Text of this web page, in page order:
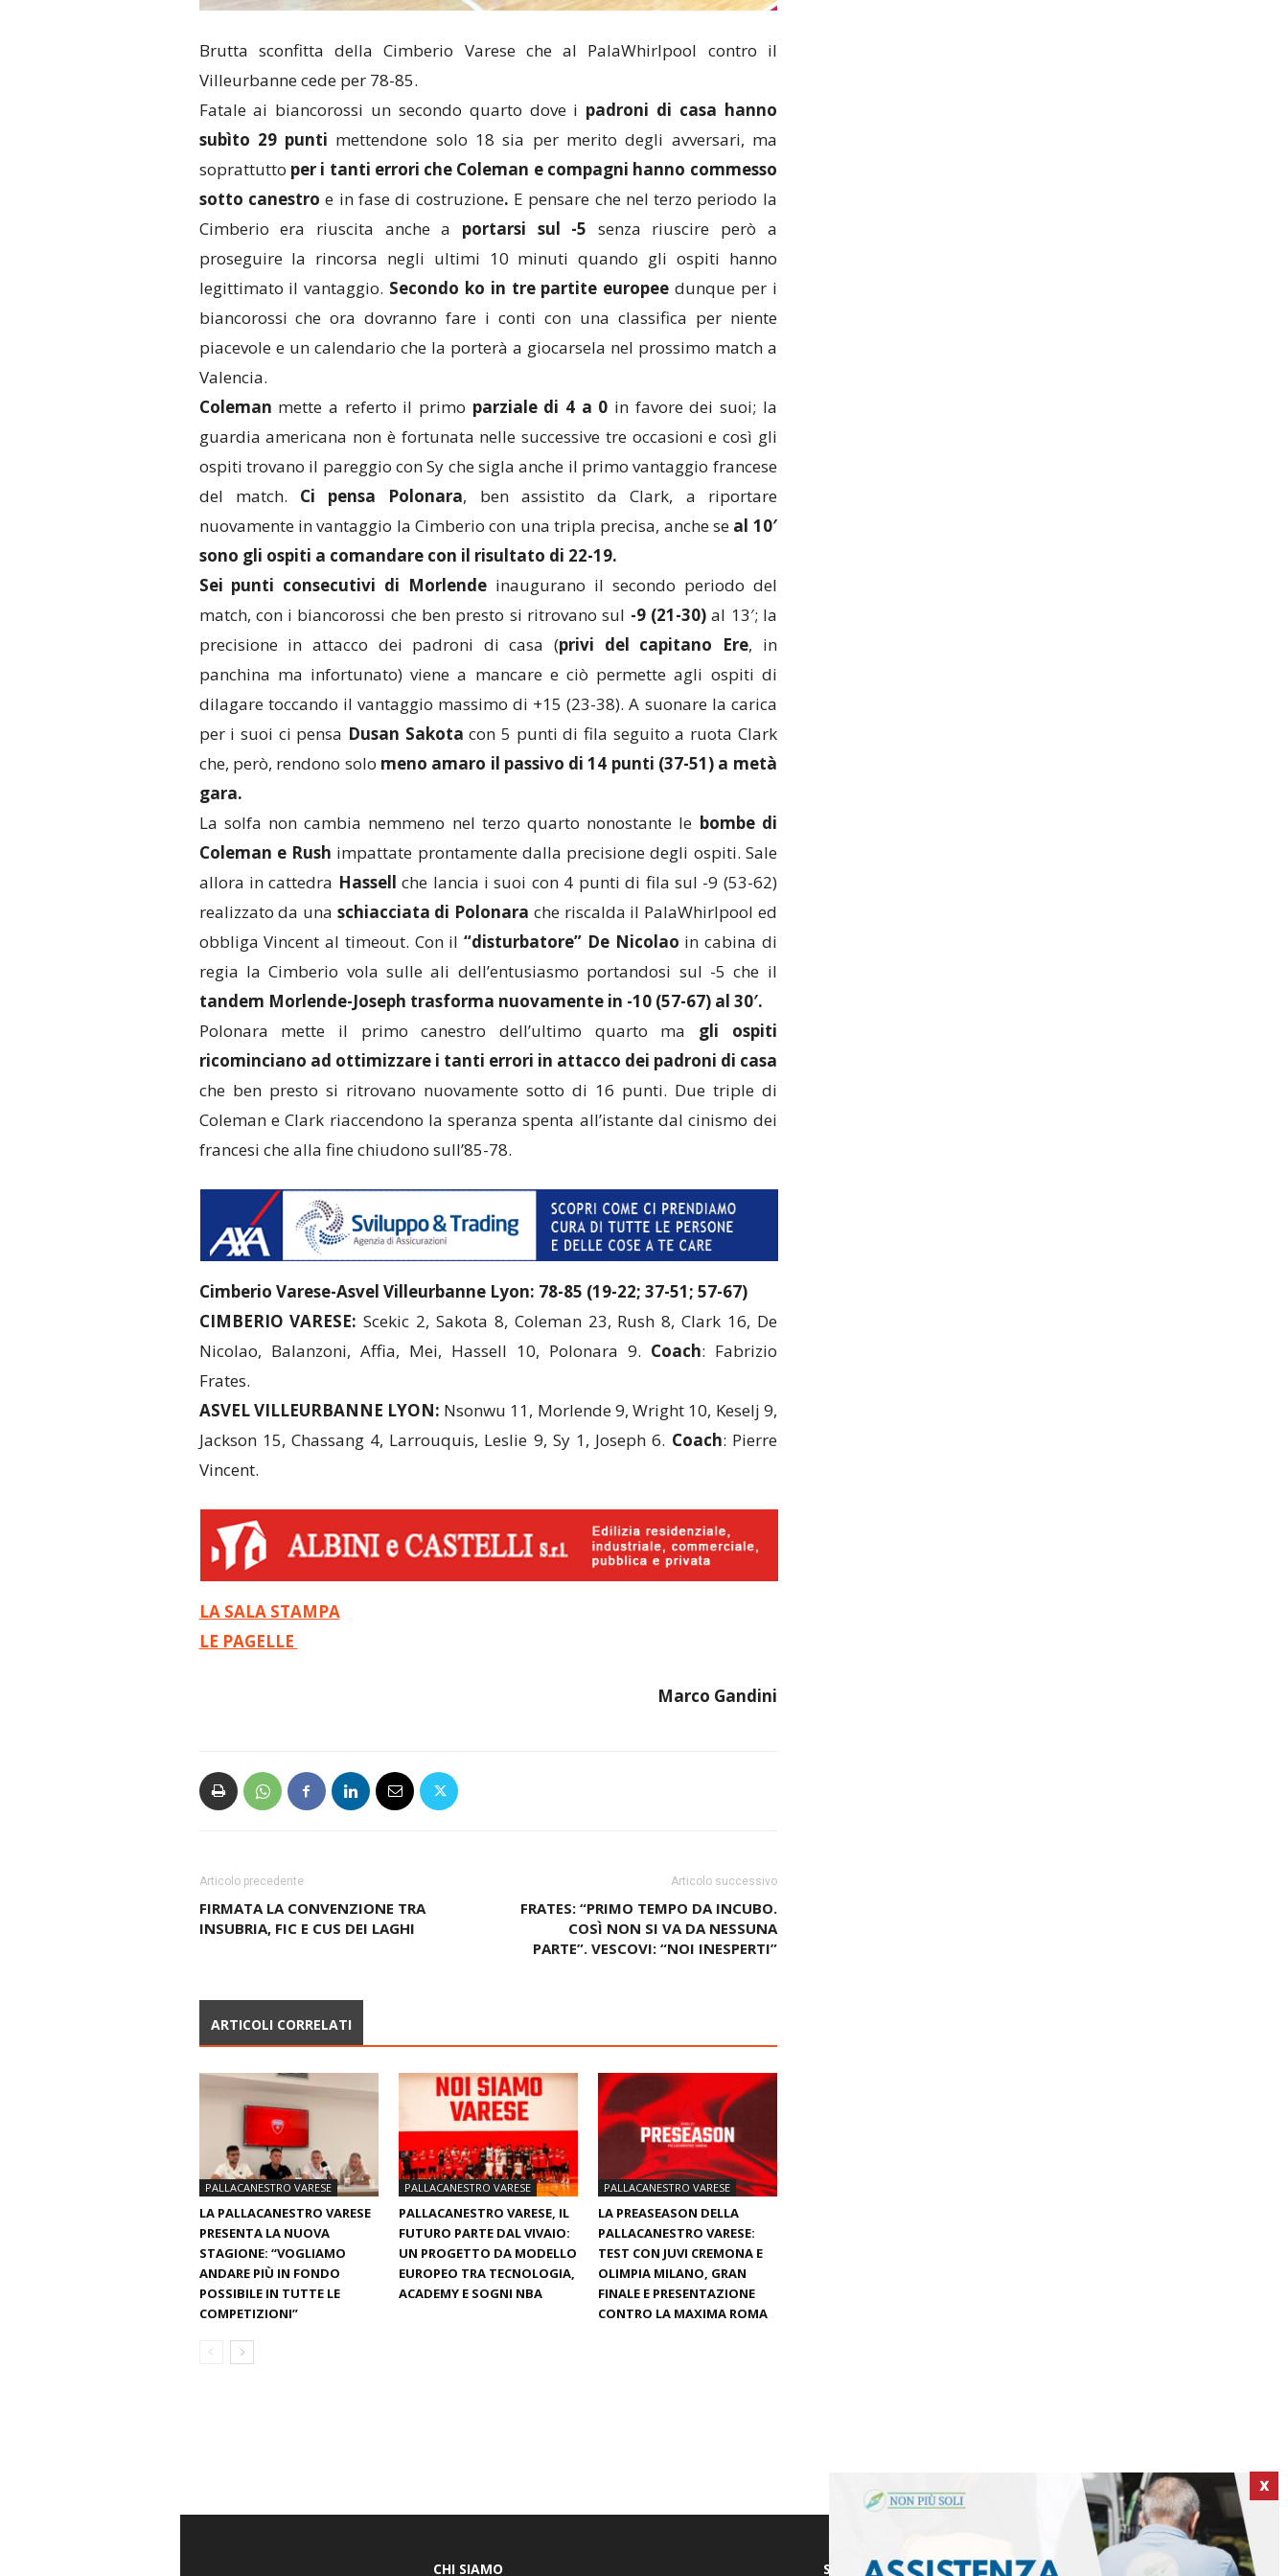
Brutta sconfitta della Cimberio Varese che al PalaWhirlpool contro il
Villeurbanne cede per 78-85.
Fatale ai biancorossi un secondo quarto dove i padroni di casa hanno
subìto 29 punti mettendone solo 18 sia per merito degli avversari, ma
soprattutto per i tanti errori che Coleman e compagni hanno commesso
sotto canestroe in fase di costruzione. E pensare che nel terzo periodo la
Cimberio era riuscita anche a portarsi sul -5 senza riuscire però a
proseguire la rincorsa negli ultimi 10 minuti quando gli ospiti hanno
legittimato il vantaggio. Secondo ko in tre partite europee dunque per i
biancorossi che ora dovranno fare i conti con una classifica per niente
piacevole e un calendario che la porterà a giocarsela nel prossimo match a
Valencia.
Coleman mette a referto il primo parziale di 4 a 0 in favore dei suoi; la
guardia americana non è fortunata nelle successive tre occasioni e così gli
ospiti trovano il pareggio con Sy che sigla anche il primo vantaggio francese
del match. Ci pensa Polonara, ben assistito da Clark, a riportare
nuovamente in vantaggio la Cimberio con una tripla precisa, anche se al 10′
sono gli ospiti a comandare con il risultato di 22-19.
Sei punti consecutivi di Morlende inaugurano il secondo periodo del
match, con i biancorossi che ben presto si ritrovano sul -9 (21-30)al 13′; la
precisione in attacco dei padroni di casa (privi del capitano Ere, in
panchina ma infortunato) viene a mancare e ciò permette agli ospiti di
dilagare toccando il vantaggio massimo di +15 (23-38). A suonare la carica
per i suoi ci pensa Dusan Sakotacon 5 punti di fila seguito a ruota Clark
che, però, rendono solo meno amaro il passivo di 14 punti (37-51) a metà
gara.
La solfa non cambia nemmeno nel terzo quarto nonostante le bombe di
Coleman e Rush impattate prontamente dalla precisione degli ospiti. Sale
allora in cattedra Hassell che lancia i suoi con 4 punti di fila sul -9 (53-62)
realizzato da una schiacciata di Polonara che riscalda il PalaWhirlpool ed
obbliga Vincent al timeout. Con il“disturbatore” De Nicolao in cabina di
regia la Cimberio vola sulle ali dell’entusiasmo portandosi sul -5 che il
tandem Morlende-Joseph trasforma nuovamente in -10 (57-67) al 30′.
Polonara mette il primo canestro dell’ultimo quarto ma gli ospiti
ricominciano ad ottimizzare i tanti errori in attacco dei padroni di casa
che ben presto si ritrovano nuovamente sotto di 16 punti. Due triple di
Coleman e Clark riaccendono la speranza spenta all’istante dal cinismo dei
francesi che alla fine chiudono sull’85-78.
Cimberio Varese-Asvel Villeurbanne Lyon: 78-85 (19-22; 37-51; 57-67)
CIMBERIO VARESE: Scekic 2, Sakota 8, Coleman 23, Rush 8, Clark 16, De
Nicolao, Balanzoni, Affia, Mei, Hassell 10, Polonara 9. Coach: Fabrizio
Frates.
ASVEL VILLEURBANNE LYON: Nsonwu 11, Morlende 9, Wright 10, Keselj 9,
Jackson 15, Chassang 4, Larrouquis, Leslie 9, Sy 1, Joseph 6. Coach: Pierre
Vincent.
LA SALA STAMPA
LE PAGELLE
Marco Gandini
Articolo precedente
FIRMATA LA CONVENZIONE TRA
INSUBRIA, FIC E CUS DEI LAGHI
Articolo successivo
FRATES: “PRIMO TEMPO DA INCUBO.
COSÌ NON SI VA DA NESSUNA
PARTE”. VESCOVI: “NOI INESPERTI”
ARTICOLI CORRELATI
PALLACANESTRO VARESE
LA PALLACANESTRO VARESE
PRESENTA LA NUOVA
STAGIONE: “VOGLIAMO
ANDARE PIÙ IN FONDO
POSSIBILE IN TUTTE LE
COMPETIZIONI”
PALLACANESTRO VARESE
PALLACANESTRO VARESE, IL
FUTURO PARTE DAL VIVAIO:
UN PROGETTO DA MODELLO
EUROPEO TRA TECNOLOGIA,
ACADEMY E SOGNI NBA
PALLACANESTRO VARESE
LA PREASEASON DELLA
PALLACANESTRO VARESE:
TEST CON JUVI CREMONA E
OLIMPIA MILANO, GRAN
FINALE E PRESENTAZIONE
CONTRO LA MAXIMA ROMA
X
CHI SIAMO SEGUICI